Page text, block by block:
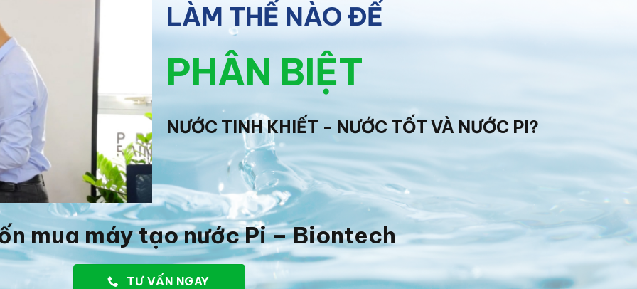
LÀM THẾ NÀO ĐỂ
PHÂN BIỆT
NƯỚC TINH KHIẾT - NƯỚC TỐT VÀ NƯỚC PI?
mua máy tạo nước Pi – Biontech
TƯ VẤN NGAY